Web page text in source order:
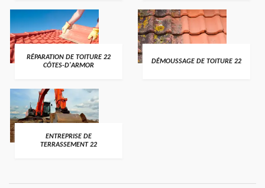
RÉPARATION DE TOITURE 22
CÔTES-D'ARMOR
DÉMOUSSAGE DE TOITURE 22
ENTREPRISE DE
TERRASSEMENT 22